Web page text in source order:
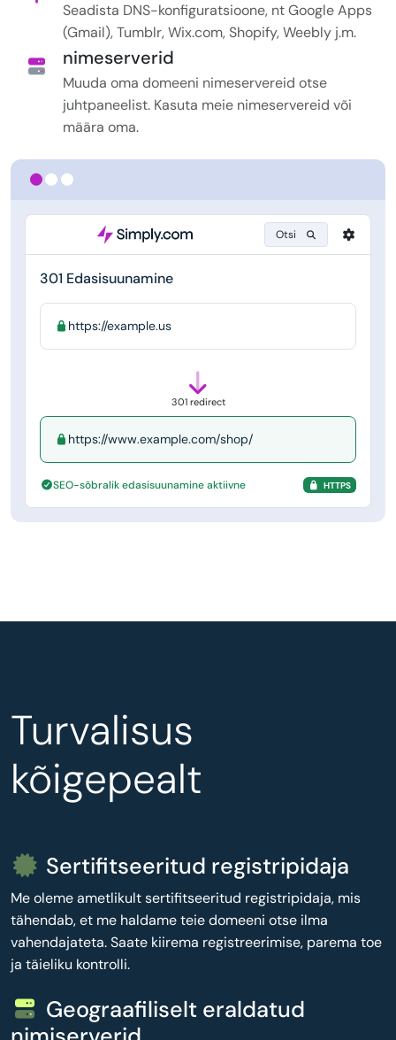
Otsi
301 Edasisuunamine
https://example.us
301 redirect
https://www.example.com/shop/
SEO-sõbralik edasisuunamine aktiivne HTTPS
Seadista DNS-konfiguratsioone, nt Google Apps
(Gmail), Tumblr, Wix.com, Shopify, Weebly j.m.
nimeserverid
Muuda oma domeeni nimeservereid otse
juhtpaneelist. Kasuta meie nimeservereid või
määra oma.
Turvalisus
kõigepealt
Sertifitseeritud registripidaja
Me oleme ametlikult sertifitseeritud registripidaja, mis
tähendab, et me haldame teie domeeni otse ilma
vahendajateta. Saate kiirema registreerimise, parema toe
ja täieliku kontrolli.
Geograafiliselt eraldatud